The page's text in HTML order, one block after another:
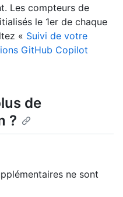
Les compteurs de
le 1er de chaque
« Suivi de votre
GitHub Copilot
de
?
ne sont